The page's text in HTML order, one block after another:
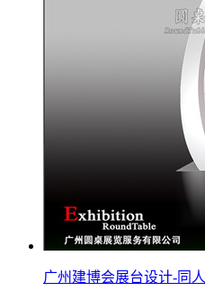
广州建博会展台设计-同人